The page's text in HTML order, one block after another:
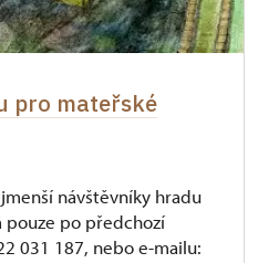
pro mateřské
návštěvníky hradu
pouze po předchozí
031 187, nebo e-mailu: